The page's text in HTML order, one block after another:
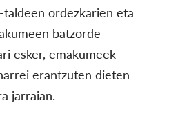
ordezkarien eta
batzorde
esker, emakumeek
erantzuten dieten
jarraian.